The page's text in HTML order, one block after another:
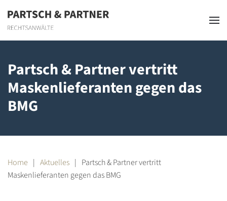
Skip to main content
Partsch & Partner vertritt
Maskenlieferanten gegen das
BMG
Home Aktuelles
Partsch & Partner vertritt
Maskenlieferanten gegen das BMG